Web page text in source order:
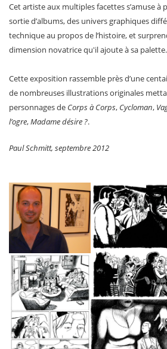
Cet artiste aux multiples facettes s’amuse
sortie d’albums, des univers graphiques
technique au propos de l’histoire, et
dimension novatrice qu'il ajoute à sa palette.
Cette exposition rassemble près d’une
de nombreuses illustrations originales
personnages de Corps à Corps, Cycloman,
l’ogre,Madame désire ?.
Paul Schmitt, septembre 2012